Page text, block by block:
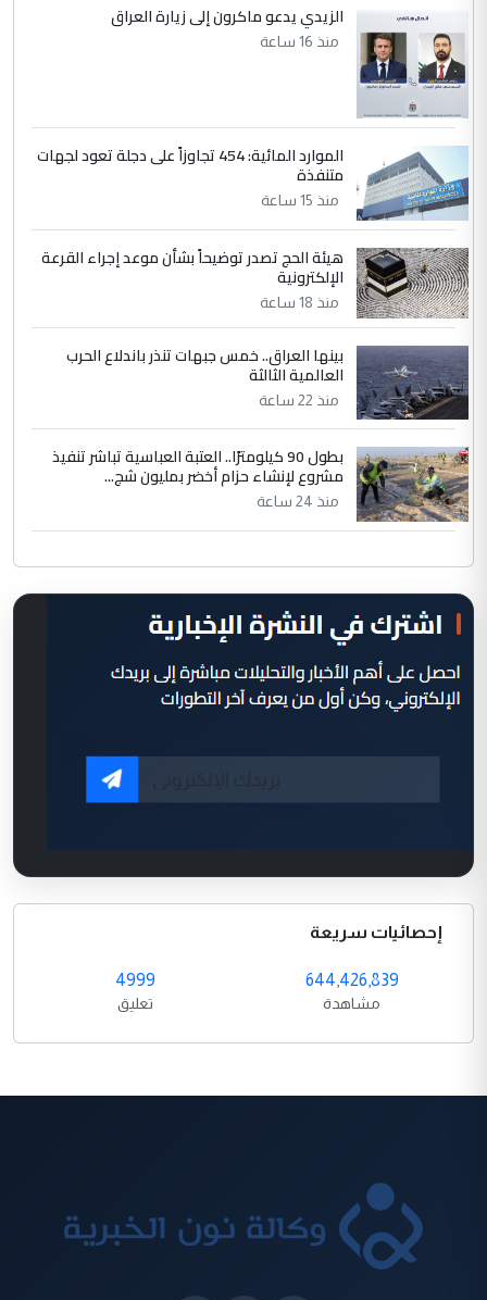
الزيدي يدعو ماكرون إلى زيارة العراق
منذ 16 ساعة
الموارد المائية: 454 تجاوزاً على دجلة تعود لجهات
متنفذة
منذ 15 ساعة
هيئة الحج تصدر توضيحاً بشأن موعد إجراء القرعة
الإلكترونية
منذ 18 ساعة
بينها العراق.. خمس جبهات تنذر باندلاع الحرب
العالمية الثالثة
منذ 22 ساعة
بطول 90 كيلومترًا.. العتبة العباسية تباشر تنفيذ
مشروع لإنشاء حزام أخضر بمليون شج...
منذ 24 ساعة
إحصائيات سريعة
644,426,839
مشاهدة
4999
تعليق